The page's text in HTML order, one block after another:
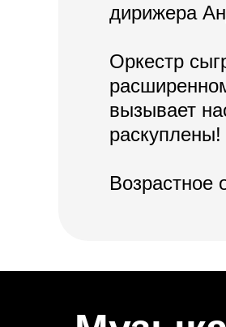
дирижера
Оркестр
вызывает
раскуплены!
Возрастное